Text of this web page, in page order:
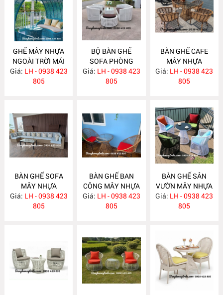
GHẾ MÂY NHỰA
NGOÀI TRỜI MÁI
VÒM NH291
Giá: LH - 0938 423
805
BỘ BÀN GHẾ
SOFA PHÒNG
KHÁCH MÂY
NHỰA NH284
Giá: LH - 0938 423
805
BÀN GHẾ CAFE
MÂY NHỰA
NGOÀI TRỜI
NH283
Giá: LH - 0938 423
805
BÀN GHẾ SOFA
MÂY NHỰA
NGOÀI TRỜI
NH282
Giá: LH - 0938 423
805
BÀN GHẾ BAN
CÔNG MÂY NHỰA
GIÁ RẺ NH281
Giá: LH - 0938 423
805
BÀN GHẾ SÂN
VƯỜN MÂY NHỰA
NH280
Giá: LH - 0938 423
805